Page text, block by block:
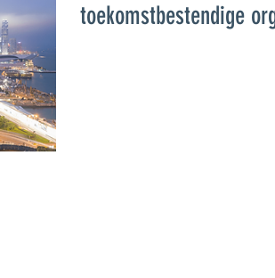
toekomstbestendige